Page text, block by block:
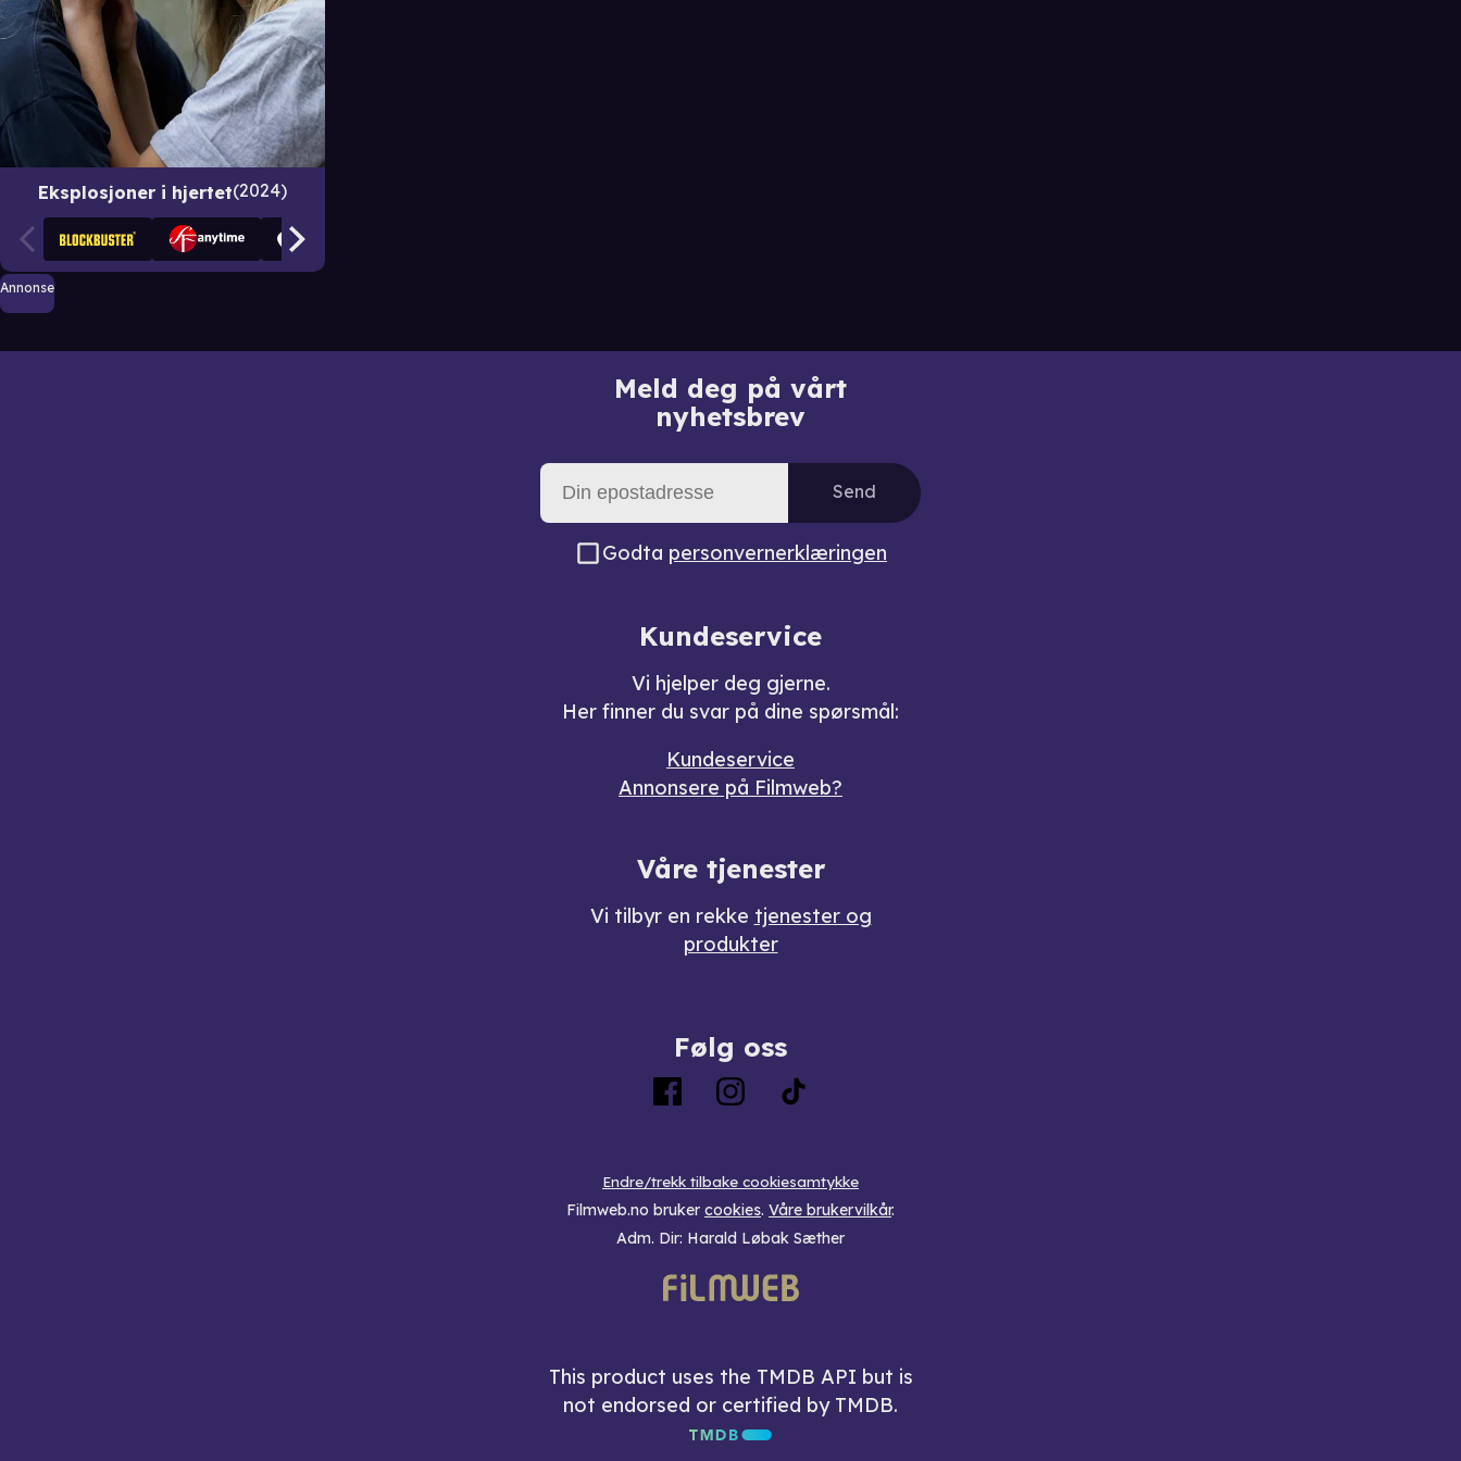
Eksplosjoner i hjertet 2024
Annonse
Meld deg på vårt
nyhetsbrev
Send
Godta personvernerklæringen
Kundeservice
Vi hjelper deg gjerne.
Her finner du svar på dine spørsmål:
Kundeservice
Annonsere på Filmweb?
Våre tjenester
Vi tilbyr en rekke tjenester og
produkter
Følg oss
Endre/trekk tilbake cookiesamtykke
Filmweb.no bruker cookies. Våre brukervilkår.
Adm. Dir: Harald Løbak Sæther
This product uses the TMDB API but is
not endorsed or certified by TMDB.